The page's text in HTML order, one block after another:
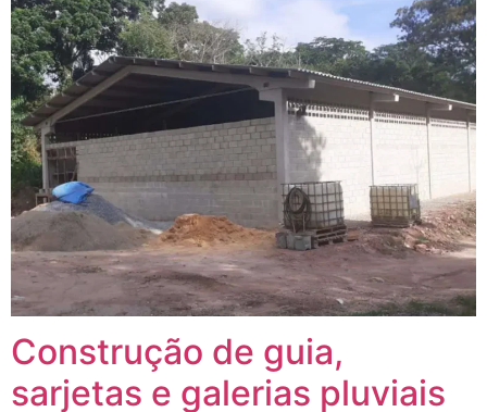
Construção de guia,
sarjetas e galerias pluviais